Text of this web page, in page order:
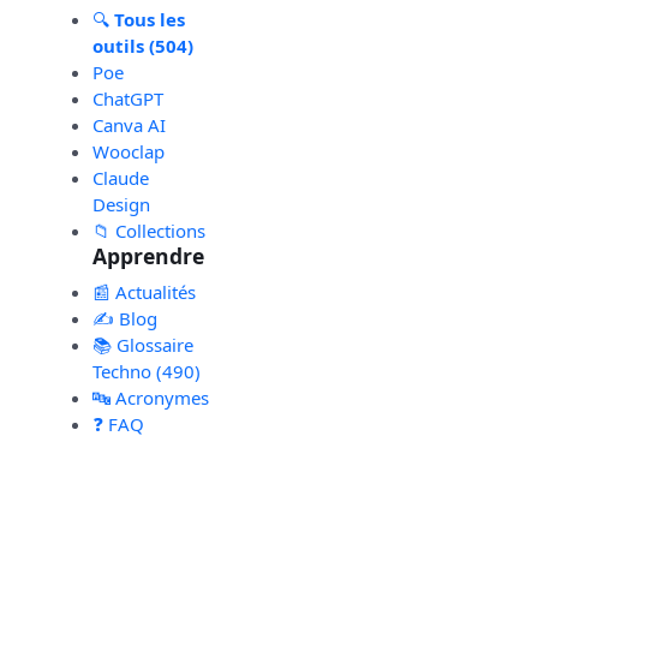
🔍Tous les
outils (504)
Poe
ChatGPT
Canva AI
Wooclap
Claude
Design
📁 Collections
Apprendre
📰 Actualités
✍️ Blog
📚 Glossaire
Techno (490)
🔤 Acronymes
❓ FAQ